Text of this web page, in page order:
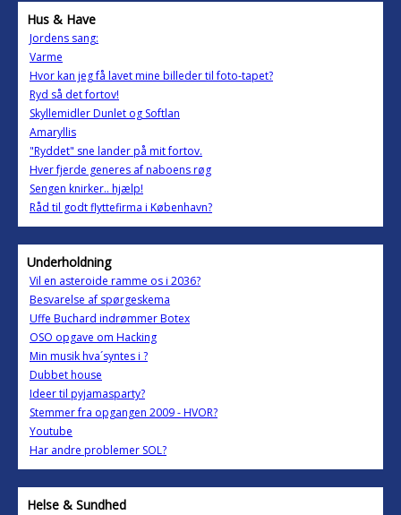
Hus & Have
Jordens sang:
Varme
Hvor kan jeg få lavet mine billeder til foto-tapet?
Ryd så det fortov!
Skyllemidler Dunlet og Softlan
Amaryllis
"Ryddet" sne lander på mit fortov.
Hver fjerde generes af naboens røg
Sengen knirker.. hjælp!
Råd til godt flyttefirma i København?
Underholdning
Vil en asteroide ramme os i 2036?
Besvarelse af spørgeskema
Uffe Buchard indrømmer Botex
OSO opgave om Hacking
Min musik hva´syntes i ?
Dubbet house
Ideer til pyjamasparty?
Stemmer fra opgangen 2009 - HVOR?
Youtube
Har andre problemer SOL?
Helse & Sundhed